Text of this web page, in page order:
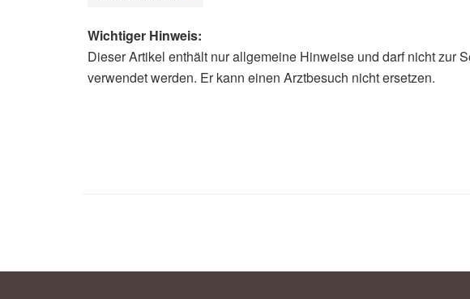
Alexander Stindt
Wichtiger Hinweis:
Dieser Artikel enthält nur allgemeine Hinweise und darf nicht zur
verwendet werden. Er kann einen Arztbesuch nicht ersetzen.